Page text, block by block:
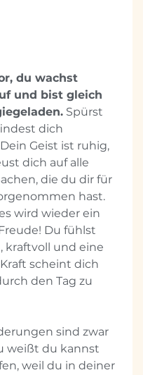
du wachst
und bist gleich
Spürst
dich
Geist ist ruhig,
dich auf alle
die du dir für
hast.
wird wieder ein
Du fühlst
kraftvoll und eine
scheint dich
den Tag zu
sind zwar
weißt du kannst
weil du in deiner